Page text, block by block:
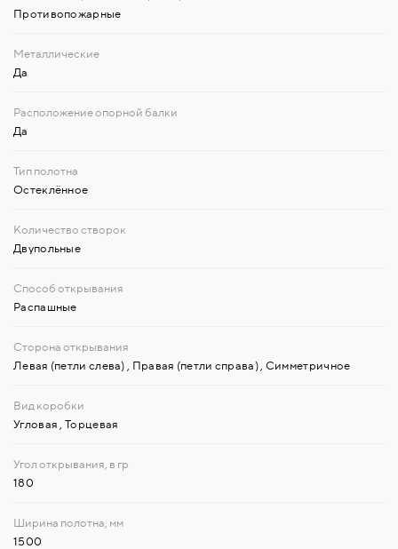
Противопожарные
Да
Да
Остеклённое
Двупольные
Распашные
Левая (петли слева) Правая (петли справа) Симметричное
Угловая Торцевая
180
1500